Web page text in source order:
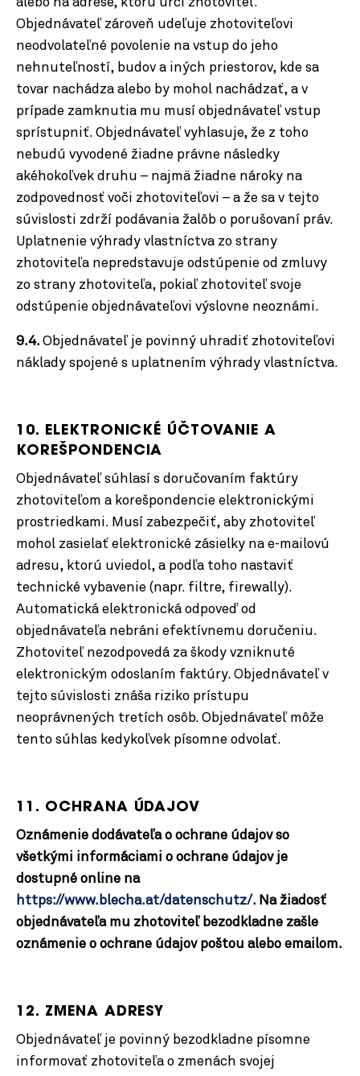
alebo na adrese, ktorú určí zhotoviteľ.
Objednávateľ zároveň udeľuje zhotoviteľovi
neodvolateľné povolenie na vstup do jeho
nehnuteľností, budov a iných priestorov, kde sa
tovar nachádza alebo by mohol nachádzať, a v
prípade zamknutia mu musí objednávateľ vstup
sprístupniť. Objednávateľ vyhlasuje, že z toho
nebudú vyvodené žiadne právne následky
akéhokoľvek druhu – najmä žiadne nároky na
zodpovednosť voči zhotoviteľovi – a že sa v tejto
súvislosti zdrží podávania žalôb o porušovaní práv.
Uplatnenie výhrady vlastníctva zo strany
zhotoviteľa nepredstavuje odstúpenie od zmluvy
zo strany zhotoviteľa, pokiaľ zhotoviteľ svoje
odstúpenie objednávateľovi výslovne neoznámi.
9.4. Objednávateľ je povinný uhradiť zhotoviteľovi
náklady spojené s uplatnením výhrady vlastníctva.
10. ELEKTRONICKÉ ÚČTOVANIE A
KOREŠPONDENCIA
Objednávateľ súhlasí s doručovaním faktúry
zhotoviteľom a korešpondencie elektronickými
prostriedkami. Musí zabezpečiť, aby zhotoviteľ
mohol zasielať elektronické zásielky na e-mailovú
adresu, ktorú uviedol, a podľa toho nastaviť
technické vybavenie (napr. filtre, firewally).
Automatická elektronická odpoveď od
objednávateľa nebráni efektívnemu doručeniu.
Zhotoviteľ nezodpovedá za škody vzniknuté
elektronickým odoslaním faktúry. Objednávateľ v
tejto súvislosti znáša riziko prístupu
neoprávnených tretích osôb. Objednávateľ môže
tento súhlas kedykoľvek písomne odvolať.
11. OCHRANA ÚDAJOV
Oznámenie dodávateľa o ochrane údajov so
všetkými informáciami o ochrane údajov je
dostupné online na
https://www.blecha.at/datenschutz/. Na žiadosť
objednávateľa mu zhotoviteľ bezodkladne zašle
oznámenie o ochrane údajov poštou alebo emailom.
12. ZMENA ADRESY
Objednávateľ je povinný bezodkladne písomne
informovať zhotoviteľa o zmenách svojej